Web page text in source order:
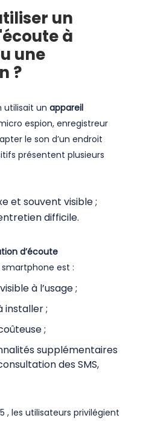
un
à
une
?
utilisait un appareil
espion, enregistreur
le son d’un endroit
présentent plusieurs
et souvent visible ;
difficile.
d’écoute
smartphone est :
à l’usage ;
installer ;
;
supplémentaires
des SMS,
, les utilisateurs privilégient